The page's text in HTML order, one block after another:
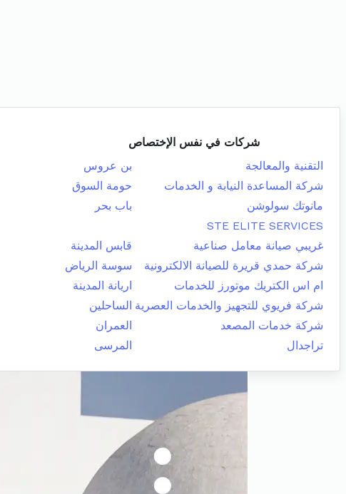
شركات في نفس الإختصاص
التقنية والمعالجة
بن عروس
شركة المساعدة النيابة و الخدمات
حومة السوق
مانوتك سولوشن
باب بحر
STE ELITE SERVICES
غريبي صيانة معامل صناعية
قابس المدينة
شركة حمدي قريرة للصيانة الالكترونية
سوسة الرياض
ام اس الكتريك موتورز للخدمات
اريانة المدينة
شركة فريوي للتجهيز والخدمات العصرية الساحلين
شركة خدمات المصعد
العمران
تراجدال
المرسى